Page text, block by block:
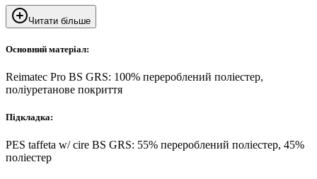
Читати більше
Основний матеріал:
Reimatec Pro BS GRS: 100% перероблений поліестер,
поліуретанове покриття
Підкладка:
PES taffeta w/ cire BS GRS: 55% перероблений поліестер, 45%
поліестер